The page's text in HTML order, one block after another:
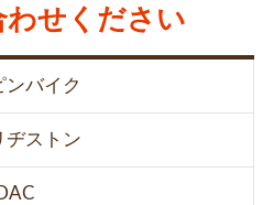
わせください
ンバイク
ヂストン